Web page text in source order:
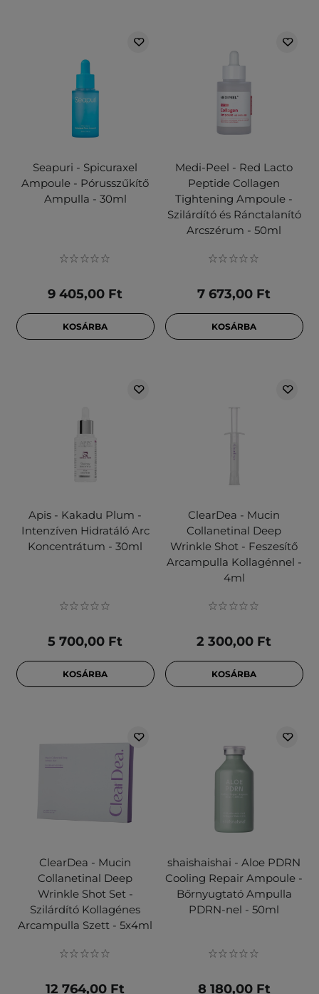
Seapuri - Spicuraxel
Ampoule - Pórusszűkítő
Ampulla - 30ml
9 405,00 Ft
KOSÁRBA
Medi-Peel - Red Lacto
Peptide Collagen
Tightening Ampoule -
Szilárdító és Ránctalanító
Arcszérum - 50ml
7 673,00 Ft
KOSÁRBA
Apis - Kakadu Plum -
Intenzíven Hidratáló Arc
Koncentrátum - 30ml
5 700,00 Ft
KOSÁRBA
ClearDea - Mucin
Collanetinal Deep
Wrinkle Shot - Feszesítő
Arcampulla Kollagénnel -
4ml
2 300,00 Ft
KOSÁRBA
ClearDea - Mucin
Collanetinal Deep
Wrinkle Shot Set -
Szilárdító Kollagénes
Arcampulla Szett - 5x4ml
12 764,00 Ft
shaishaishai - Aloe PDRN
Cooling Repair Ampoule -
Bőrnyugtató Ampulla
PDRN-nel - 50ml
8 180,00 Ft